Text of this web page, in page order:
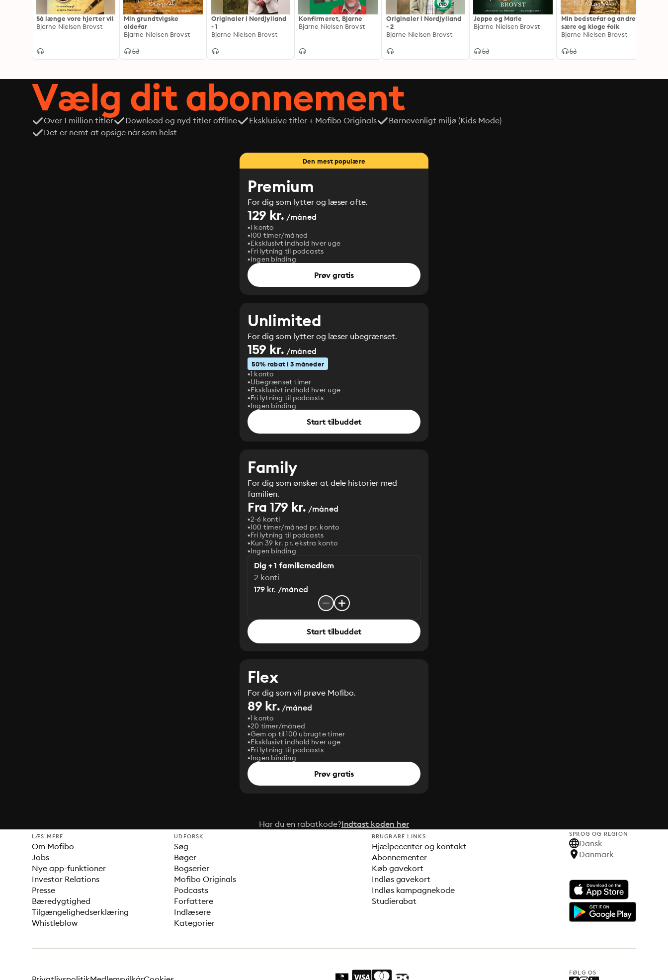
Så længe vore hjerter vil
Bjarne Nielsen Brovst
Min grundtvigske
oldefar
Bjarne Nielsen Brovst
Originaler i Nordjylland
- 1
Bjarne Nielsen Brovst
Konfirmeret, Bjarne
Bjarne Nielsen Brovst
Originaler i Nordjylland
- 2
Bjarne Nielsen Brovst
Jeppe og Marie
Bjarne Nielsen Brovst
Min bedstefar og andre
sære og kloge folk
Bjarne Nielsen Brovst
Vælg dit abonnement
Over 1 million titler Download og nyd titler offline Eksklusive titler + Mofibo Originals
Børnevenligt miljø (Kids Mode)
Det er nemt at opsige når som helst
Den mest populære
Premium
For dig som lytter og læser ofte.
129 kr. /måned
1 konto
100 timer/måned
Eksklusivt indhold hver uge
Fri lytning til podcasts
Ingen binding
Prøv gratis
Unlimited
For dig som lytter og læser ubegrænset.
159 kr. /måned
50% rabat i 3 måneder
1 konto
Ubegrænset timer
Eksklusivt indhold hver uge
Fri lytning til podcasts
Ingen binding
Start tilbuddet
Family
For dig som ønsker at dele historier med
familien.
Fra 179 kr. /måned
2-6 konti
100 timer/måned pr. konto
Fri lytning til podcasts
Kun 39 kr. pr. ekstra konto
Ingen binding
Dig + 1 familiemedlem
2 konti
179 kr. /måned
Start tilbuddet
Flex
For dig som vil prøve Mofibo.
89 kr. /måned
1 konto
20 timer/måned
Gem op til 100 ubrugte timer
Eksklusivt indhold hver uge
Fri lytning til podcasts
Ingen binding
Prøv gratis
Har du en rabatkode?Indtast koden her
LÆS MERE
Om Mofibo
Jobs
Nye app-funktioner
Investor Relations
Presse
Bæredygtighed
Tilgængelighedserklæring
Whistleblow
UDFORSK
Søg
Bøger
Bogserier
Mofibo Originals
Podcasts
Forfattere
Indlæsere
Kategorier
BRUGBARE LINKS
Hjælpecenter og kontakt
Abonnementer
Køb gavekort
Indløs gavekort
Indløs kampagnekode
Studierabat
SPROG OG REGION
Dansk
Danmark
FØLG OS